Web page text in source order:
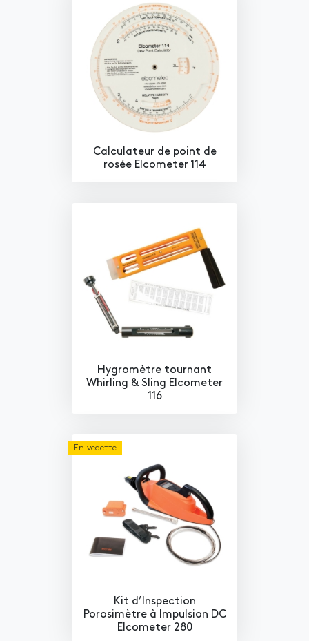
Calculateur de point de
rosée Elcometer 114
Hygromètre tournant
Whirling & Sling Elcometer
116
En vedette
Kit d’Inspection
Porosimètre à Impulsion DC
Elcometer 280